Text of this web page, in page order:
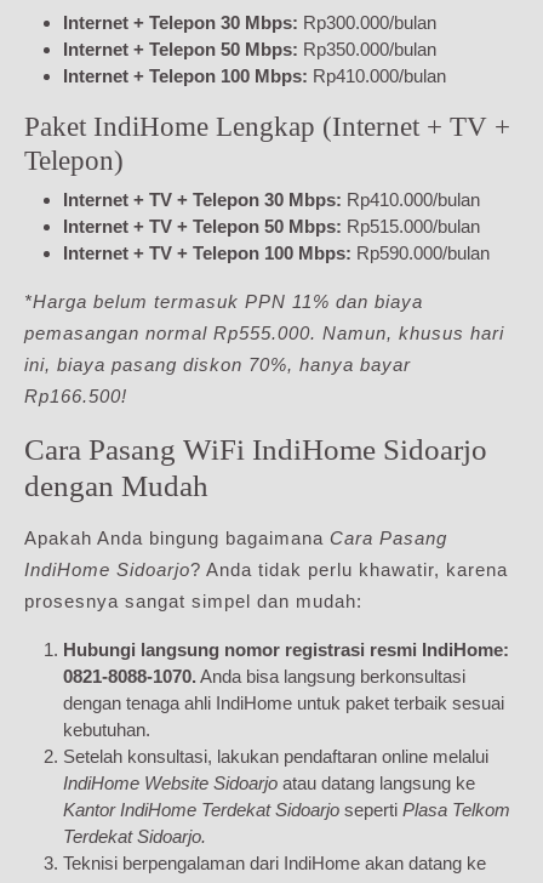
Internet + Telepon 30 Mbps: Rp300.000/bulan
Internet + Telepon 50 Mbps: Rp350.000/bulan
Internet + Telepon 100 Mbps: Rp410.000/bulan
Paket IndiHome Lengkap (Internet + TV +
Telepon)
Internet + TV + Telepon 30 Mbps: Rp410.000/bulan
Internet + TV + Telepon 50 Mbps: Rp515.000/bulan
Internet + TV + Telepon 100 Mbps: Rp590.000/bulan
*Harga belum termasuk PPN 11% dan biaya
pemasangan normal Rp555.000. Namun, khusus hari
ini, biaya pasang diskon 70%, hanya bayar
Rp166.500!
Cara Pasang WiFi IndiHome Sidoarjo
dengan Mudah
Apakah Anda bingung bagaimana Cara Pasang
IndiHome Sidoarjo? Anda tidak perlu khawatir, karena
prosesnya sangat simpel dan mudah:
Hubungi langsung nomor registrasi resmi IndiHome:
0821-8088-1070. Anda bisa langsung berkonsultasi
dengan tenaga ahli IndiHome untuk paket terbaik sesuai
kebutuhan.
Setelah konsultasi, lakukan pendaftaran online melalui
IndiHome Website Sidoarjo atau datang langsung ke
Kantor IndiHome Terdekat Sidoarjo seperti Plasa Telkom
Terdekat Sidoarjo.
Teknisi berpengalaman dari IndiHome akan datang ke